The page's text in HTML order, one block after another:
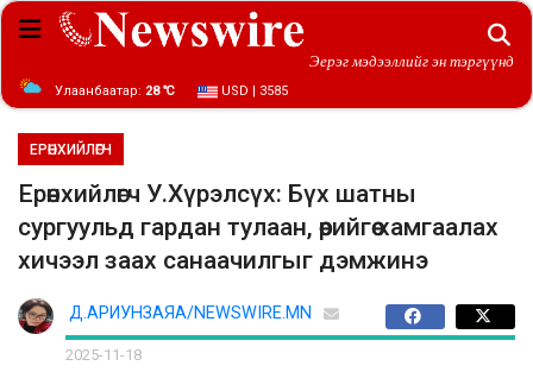
Эерэг мэдээллийг эн тэргүүнд
Улаанбаатар: 28 ℃ USD | 3585
ЕРӨНХИЙЛӨГЧ
Ерөнхийлөгч У.Хүрэлсүх: Бүх шатны
сургуульд гардан тулаан, өөрийгөө хамгаалах
хичээл заах санаачилгыг дэмжинэ
Д.АРИУНЗАЯА/NEWSWIRE.MN
2025-11-18